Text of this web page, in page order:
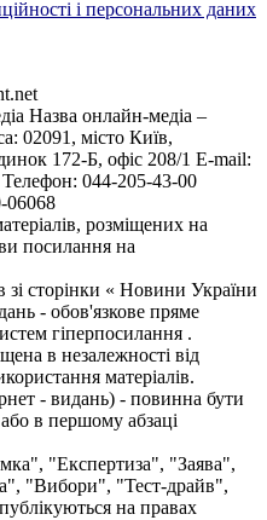
і персональних даних
Назва онлайн-медіа –
02091, місто Київ,
172-Б, офіс 208/1 E-mail:
Телефон: 044-205-43-00
06068
розміщених на
посилання на
зі сторінки « Новини України
- обов'язкове пряме
гіперпосилання .
в незалежності від
матеріалів.
- видань) - повинна бути
в першому абзаці
"Експертиза", "Заява",
"Вибори", "Тест-драйв",
на правах